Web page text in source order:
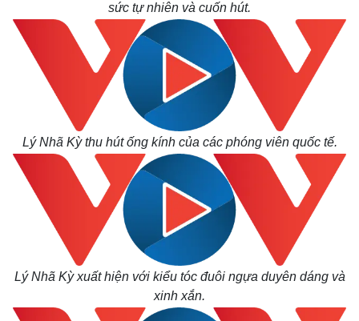
Thế giới
Quan sát
Cuộc sống đó đây
Hồ sơ
Multimedia
Ảnh
E-Magazine
Infographic
sức tự nhiên và cuốn hút.
Lý Nhã Kỳ thu hút ống kính của các phóng viên quốc tế.
Lý Nhã Kỳ xuất hiện với kiểu tóc đuôi ngựa duyên dáng và
xinh xắn.